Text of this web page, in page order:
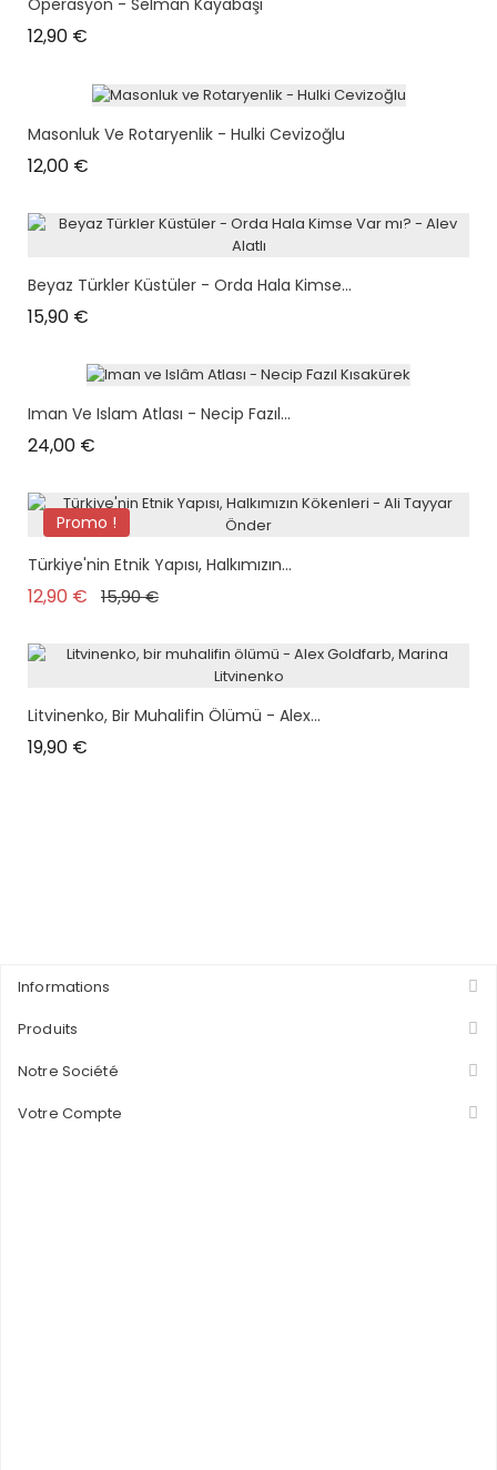
Operasyon - Selman Kayabaşı
12,90 €
Masonluk Ve Rotaryenlik - Hulki Cevizoğlu
12,00 €
Beyaz Türkler Küstüler - Orda Hala Kimse...
15,90 €
Iman Ve Islam Atlası - Necip Fazıl...
24,00 €
Promo !
plus en stock
Türkiye'nin Etnik Yapısı, Halkımızın...
12,90 € Prix de base
15,90 €Prix
Litvinenko, Bir Muhalifin Ölümü - Alex...
19,90 €
Informations
Produits
Notre Société
Votre Compte